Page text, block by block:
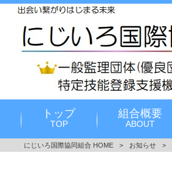
トップ
TOP
組合概要
ABOUT
にじいろ国際協同組合 HOME > お知らせ >